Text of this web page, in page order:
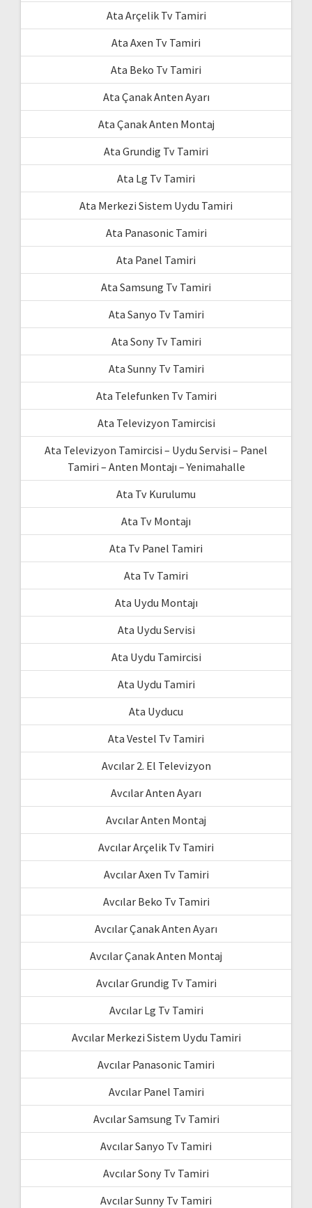
Ata Arçelik Tv Tamiri
Ata Axen Tv Tamiri
Ata Beko Tv Tamiri
Ata Çanak Anten Ayarı
Ata Çanak Anten Montaj
Ata Grundig Tv Tamiri
Ata Lg Tv Tamiri
Ata Merkezi Sistem Uydu Tamiri
Ata Panasonic Tamiri
Ata Panel Tamiri
Ata Samsung Tv Tamiri
Ata Sanyo Tv Tamiri
Ata Sony Tv Tamiri
Ata Sunny Tv Tamiri
Ata Telefunken Tv Tamiri
Ata Televizyon Tamircisi
Ata Televizyon Tamircisi – Uydu Servisi – Panel
Tamiri – Anten Montajı – Yenimahalle
Ata Tv Kurulumu
Ata Tv Montajı
Ata Tv Panel Tamiri
Ata Tv Tamiri
Ata Uydu Montajı
Ata Uydu Servisi
Ata Uydu Tamircisi
Ata Uydu Tamiri
Ata Uyducu
Ata Vestel Tv Tamiri
Avcılar 2. El Televizyon
Avcılar Anten Ayarı
Avcılar Anten Montaj
Avcılar Arçelik Tv Tamiri
Avcılar Axen Tv Tamiri
Avcılar Beko Tv Tamiri
Avcılar Çanak Anten Ayarı
Avcılar Çanak Anten Montaj
Avcılar Grundig Tv Tamiri
Avcılar Lg Tv Tamiri
Avcılar Merkezi Sistem Uydu Tamiri
Avcılar Panasonic Tamiri
Avcılar Panel Tamiri
Avcılar Samsung Tv Tamiri
Avcılar Sanyo Tv Tamiri
Avcılar Sony Tv Tamiri
Avcılar Sunny Tv Tamiri